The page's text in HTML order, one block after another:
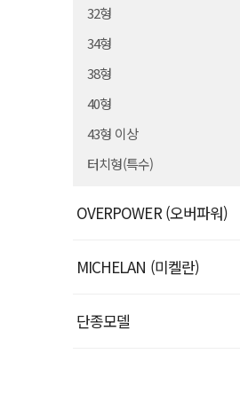
32형
34형
38형
40형
43형 이상
터치형(특수)
OVERPOWER (오버파워)
MICHELAN (미켈란)
단종모델